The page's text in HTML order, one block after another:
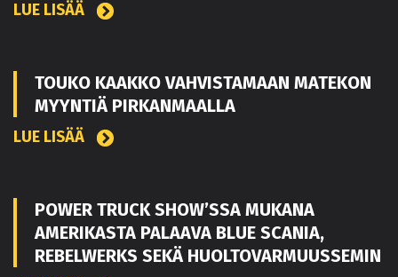
LUE LISÄÄ
TOUKO KAAKKO VAHVISTAMAAN MATEKON
MYYNTIÄ PIRKANMAALLA
LUE LISÄÄ
POWER TRUCK SHOW’SSA MUKANA
AMERIKASTA PALAAVA BLUE SCANIA,
REBELWERKS SEKÄ HUOLTOVARMUUSSEMIN